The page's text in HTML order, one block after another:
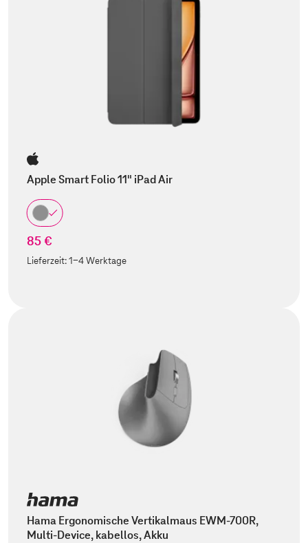
Apple Smart Folio 11" iPad Air
85 €
Lieferzeit:1-4 Werktage
Hama Ergonomische Vertikalmaus EWM-700R,
Multi-Device, kabellos, Akku